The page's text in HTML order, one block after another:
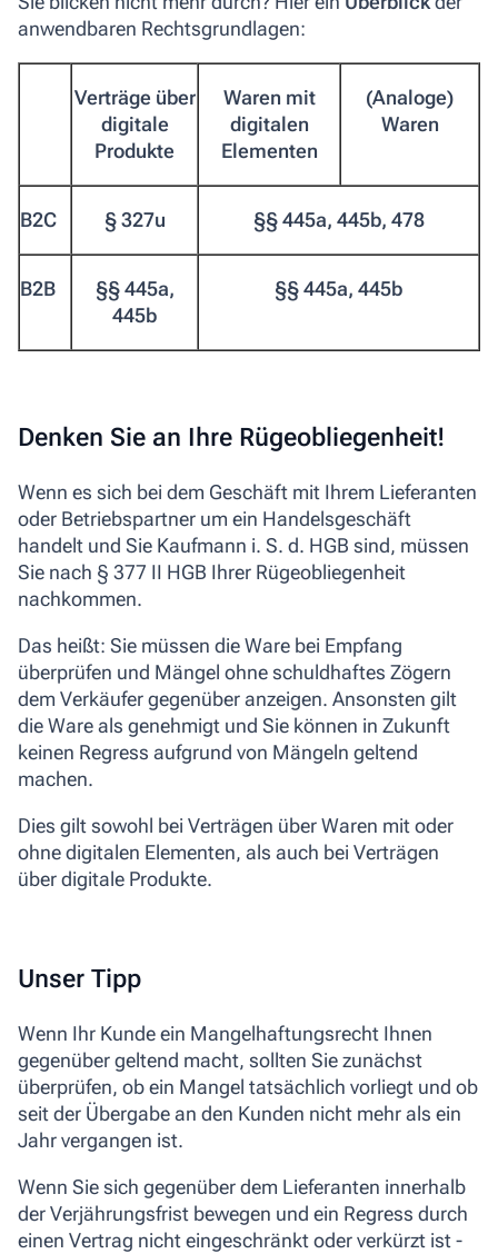
anwendbaren Rechtsgrundlagen:
Verträge über
digitale
Produkte
Waren mit
digitalen
Elementen
(Analoge)
Waren
B2C § 327u §§ 445a, 445b, 478
B2B
§§ 445a,
445b
§§ 445a, 445b
Denken Sie an Ihre Rügeobliegenheit!
Wenn es sich bei dem Geschäft mit Ihrem Lieferanten
oder Betriebspartner um ein Handelsgeschäft
handelt und Sie Kaufmann i. S. d. HGB sind, müssen
Sie nach § 377 II HGB Ihrer Rügeobliegenheit
nachkommen.
Das heißt: Sie müssen die Ware bei Empfang
überprüfen und Mängel ohne schuldhaftes Zögern
dem Verkäufer gegenüber anzeigen. Ansonsten gilt
die Ware als genehmigt und Sie können in Zukunft
keinen Regress aufgrund von Mängeln geltend
machen.
Dies gilt sowohl bei Verträgen über Waren mit oder
ohne digitalen Elementen, als auch bei Verträgen
über digitale Produkte.
Unser Tipp
Wenn Ihr Kunde ein Mangelhaftungsrecht Ihnen
gegenüber geltend macht, sollten Sie zunächst
überprüfen, ob ein Mangel tatsächlich vorliegt und ob
seit der Übergabe an den Kunden nicht mehr als ein
Jahr vergangen ist.
Wenn Sie sich gegenüber dem Lieferanten innerhalb
der Verjährungsfrist bewegen und ein Regress durch
einen Vertrag nicht eingeschränkt oder verkürzt ist -